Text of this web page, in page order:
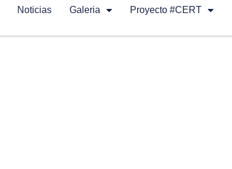
Noticias Galeria Proyecto #CERT